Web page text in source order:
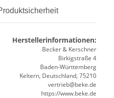
Herstellerinformationen:
Becker & Kerschner
Birkigstraße 4
Baden-Württemberg
Keltern, Deutschland, 75210
vertrieb@beke.de
https://www.beke.de